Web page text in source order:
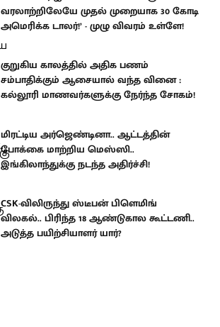
வரலாற்றிலேயே முதல் முறையாக 30 கோடி
அமெரிக்க டாலர்!’ - முழு விவரம் உள்ளே!
குறுகிய காலத்தில் அதிக பணம்
சம்பாதிக்கும் ஆசையால் வந்த வினை :
கல்லூரி மாணவர்களுக்கு நேர்ந்த சோகம்!
மிரட்டிய அர்ஜெண்டினா.. ஆட்டத்தின்
போக்கை மாற்றிய மெஸ்ஸி..
இங்கிலாந்துக்கு நடந்த அதிர்ச்சி!
CSK-விலிருந்து ஸ்டீபன் பிளெமிங்
விலகல்.. பிரிந்த 18 ஆண்டுகால கூட்டணி..
அடுத்த பயிற்சியாளர் யார்?